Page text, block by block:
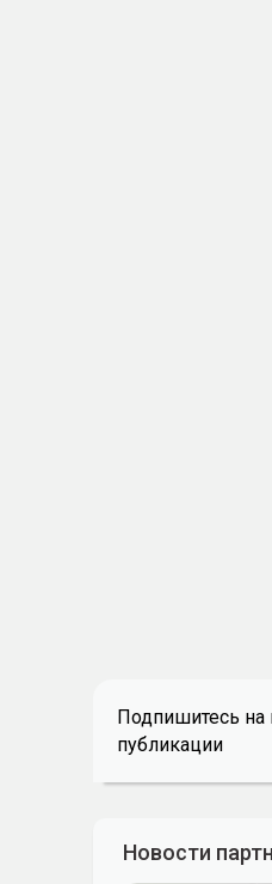
Подпишитесь на
публикации